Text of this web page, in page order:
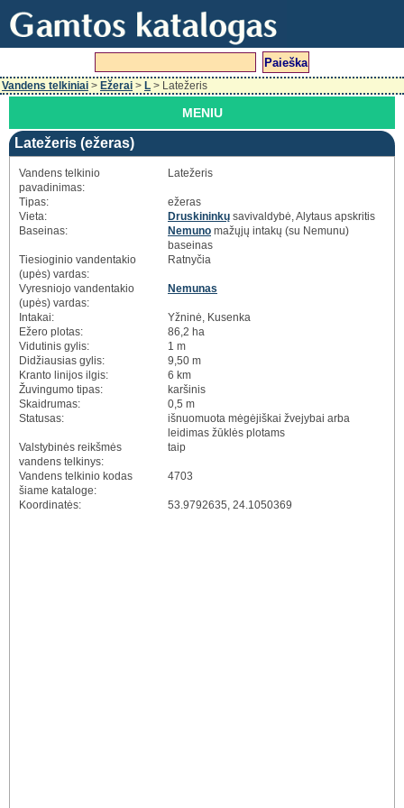
Vandens telkiniai > Ežerai > L > Latežeris
MENIU
Latežeris (ežeras)
Vandens telkinio
pavadinimas:
Latežeris
Tipas:
ežeras
Vieta:
Druskininkų savivaldybė, Alytaus apskritis
Baseinas:
Nemuno mažųjų intakų (su Nemunu)
baseinas
Tiesioginio vandentakio
(upės) vardas:
Ratnyčia
Vyresniojo vandentakio
(upės) vardas:
Nemunas
Intakai:
Yžninė, Kusenka
Ežero plotas:
86,2 ha
Vidutinis gylis:
1 m
Didžiausias gylis:
9,50 m
Kranto linijos ilgis:
6 km
Žuvingumo tipas:
karšinis
Skaidrumas:
0,5 m
Statusas:
išnuomuota mėgėjiškai žvejybai arba
leidimas žūklės plotams
Valstybinės reikšmės
vandens telkinys:
taip
Vandens telkinio kodas
šiame kataloge:
4703
Koordinatės: 53.9792635, 24.1050369